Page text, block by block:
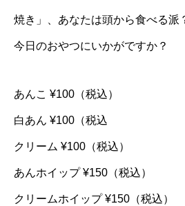
焼き」、あなたは頭から食べる派
今日のおやつにいかがですか？
あんこ ¥100（税込）
白あん ¥100（税込
クリーム ¥100（税込）
あんホイップ ¥150（税込）
クリームホイップ ¥150（税込）